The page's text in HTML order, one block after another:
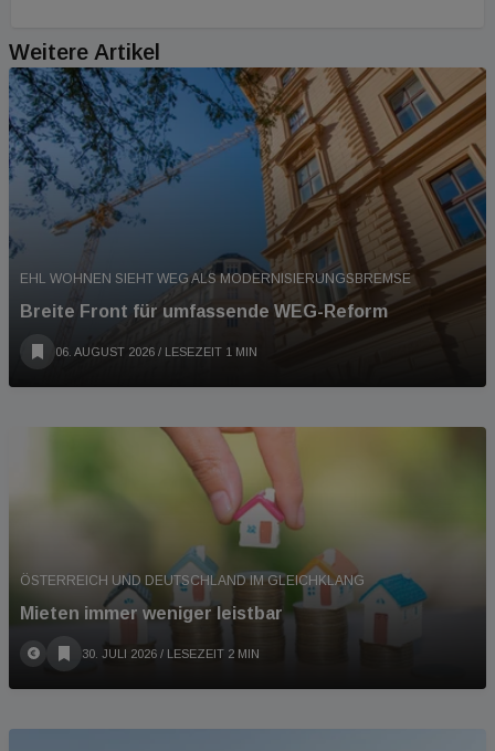
Weitere Artikel
EHL WOHNEN SIEHT WEG ALS MODERNISIERUNGSBREMSE
Breite Front für umfassende WEG-Reform
06. AUGUST 2026 / LESEZEIT 1 MIN
ÖSTERREICH UND DEUTSCHLAND IM GLEICHKLANG
Mieten immer weniger leistbar
30. JULI 2026 / LESEZEIT 2 MIN